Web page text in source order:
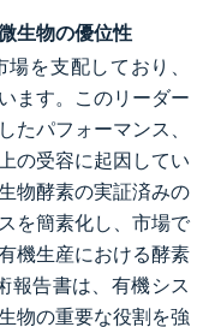
生物の優位性
を支配しており、
ます。このリーダー
たパフォーマンス、
の受容に起因してい
物酵素の実証済みの
を簡素化し、市場で
機生産における酵素
報告書は、有機シス
物の重要な役割を強